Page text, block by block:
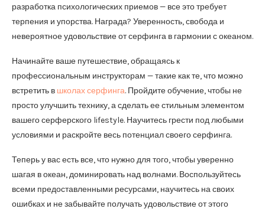
разработка психологических приемов — все это требует
терпения и упорства. Награда? Уверенность, свобода и
невероятное удовольствие от серфинга в гармонии с океаном.
Начинайте ваше путешествие, обращаясь к
профессиональным инструкторам — такие как те, что можно
встретить в школах серфинга. Пройдите обучение, чтобы не
просто улучшить технику, а сделать ее стильным элементом
вашего серферского lifestyle. Научитесь грести под любыми
условиями и раскройте весь потенциал своего серфинга.
Теперь у вас есть все, что нужно для того, чтобы уверенно
шагая в океан, доминировать над волнами. Воспользуйтесь
всеми предоставленными ресурсами, научитесь на своих
ошибках и не забывайте получать удовольствие от этого